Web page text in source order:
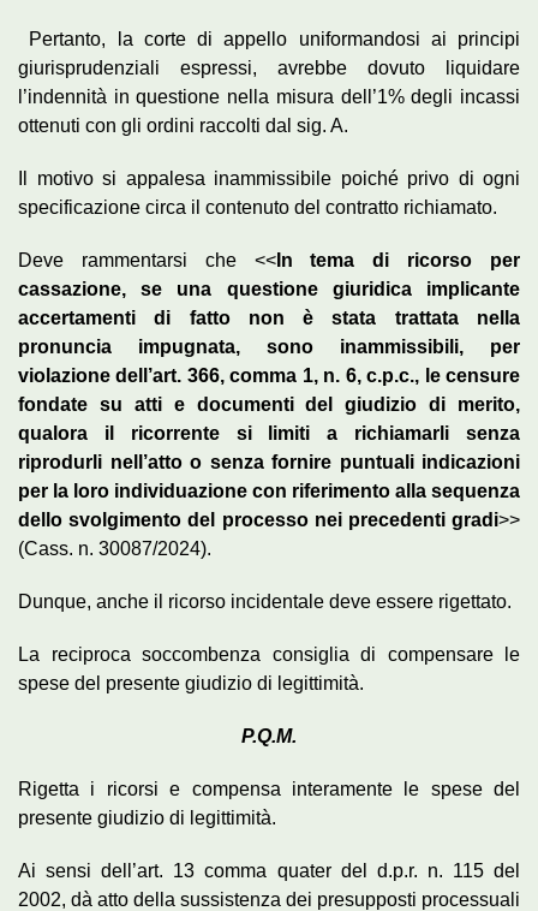
Pertanto, la corte di appello uniformandosi ai principi
giurisprudenziali espressi, avrebbe dovuto liquidare
l’indennità in questione nella misura dell’1% degli incassi
ottenuti con gli ordini raccolti dal sig. A.
Il motivo si appalesa inammissibile poiché privo di ogni
specificazione circa il contenuto del contratto richiamato.
Deve rammentarsi che <<In tema di ricorso per
cassazione, se una questione giuridica implicante
accertamenti di fatto non è stata trattata nella
pronuncia impugnata, sono inammissibili, per
violazione dell’art. 366, comma 1, n. 6, c.p.c., le censure
fondate su atti e documenti del giudizio di merito,
qualora il ricorrente si limiti a richiamarli senza
riprodurli nell’atto o senza fornire puntuali indicazioni
per la loro individuazione con riferimento alla sequenza
dello svolgimento del processo nei precedenti gradi>>
(Cass. n. 30087/2024).
Dunque, anche il ricorso incidentale deve essere rigettato.
La reciproca soccombenza consiglia di compensare le
spese del presente giudizio di legittimità.
P.Q.M.
Rigetta i ricorsi e compensa interamente le spese del
presente giudizio di legittimità.
Ai sensi dell’art. 13 comma quater del d.p.r. n. 115 del
2002, dà atto della sussistenza dei presupposti processuali